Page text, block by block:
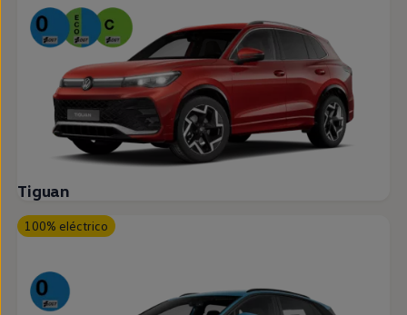
Tiguan
100% eléctrico